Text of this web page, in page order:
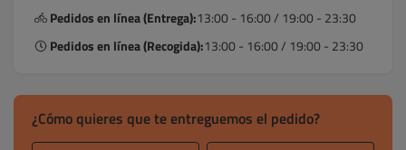
Pedidos en línea (Entrega):13:00 - 16:00 / 19:00 - 23:30
Pedidos en línea (Recogida):13:00 - 16:00 / 19:00 - 23:30
¿Cómo quieres que te entreguemos el pedido?